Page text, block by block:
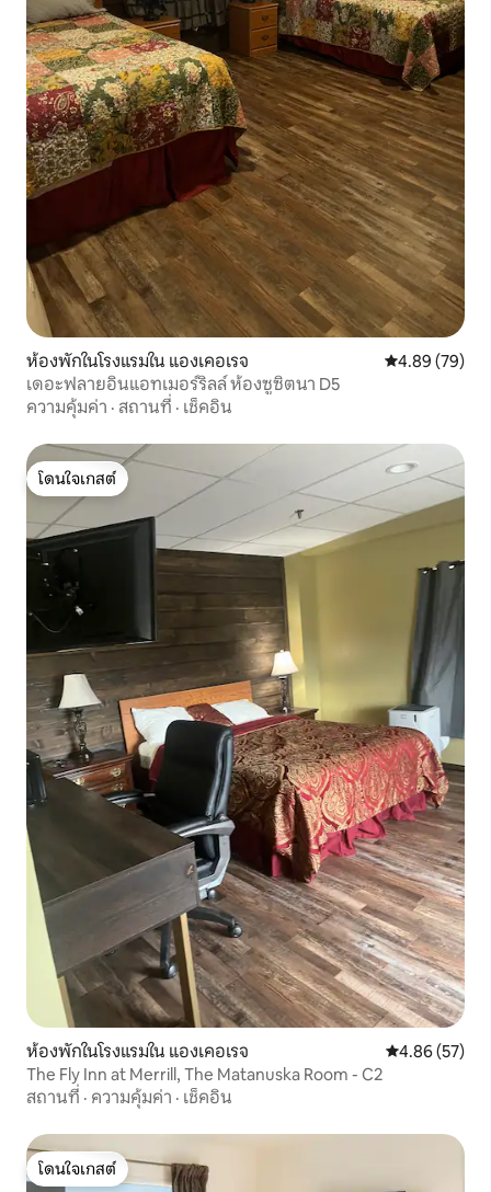
ห้องพักในโรงแรมใน แองเคอเรจ คะแนนเฉลี่ย
4.89 (79)
เดอะฟลายอินแอทเมอร์ริลล์ ห้องซูซิตนา D5
ความคุ้มค่า · สถานที่ · เช็คอิน
โดนใจเกสต์
โดนใจเกสต์
ห้องพักในโรงแรมใน แองเคอเรจ คะแนนเฉลี่ย
4.86 (57)
The Fly Inn at Merrill, The Matanuska Room - C2
สถานที่ · ความคุ้มค่า · เช็คอิน
โดนใจเกสต์
โดนใจเกสต์